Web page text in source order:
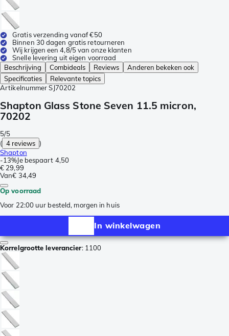
Gratis verzending vanaf €50
Binnen 30 dagen gratis retourneren
Wij krijgen een 4,8/5 van onze klanten
Snelle levering uit eigen voorraad
Beschrijving
Combideals Reviews
Anderen bekeken ook
Specificaties
Relevante topics
Artikelnummer SJ70202
Shapton Glass Stone Seven 11.5 micron,
70202
5/5
( 4 reviews )
Shapton
-13%Je bespaart 4,50
€ 29,99
Van€ 34,49
Op voorraad
Voor 22:00 uur besteld, morgen in huis
In winkelwagen
Korrelgrootte leverancier: 1100